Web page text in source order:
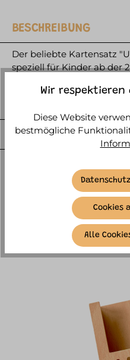
BESCHREIBUNG
Der beliebte Kartensatz
speziell für Kinder ab der
WEITERE ARTIKELINFOS
Wir respektieren
Diese Website
bestmögliche
Cookies
Alle